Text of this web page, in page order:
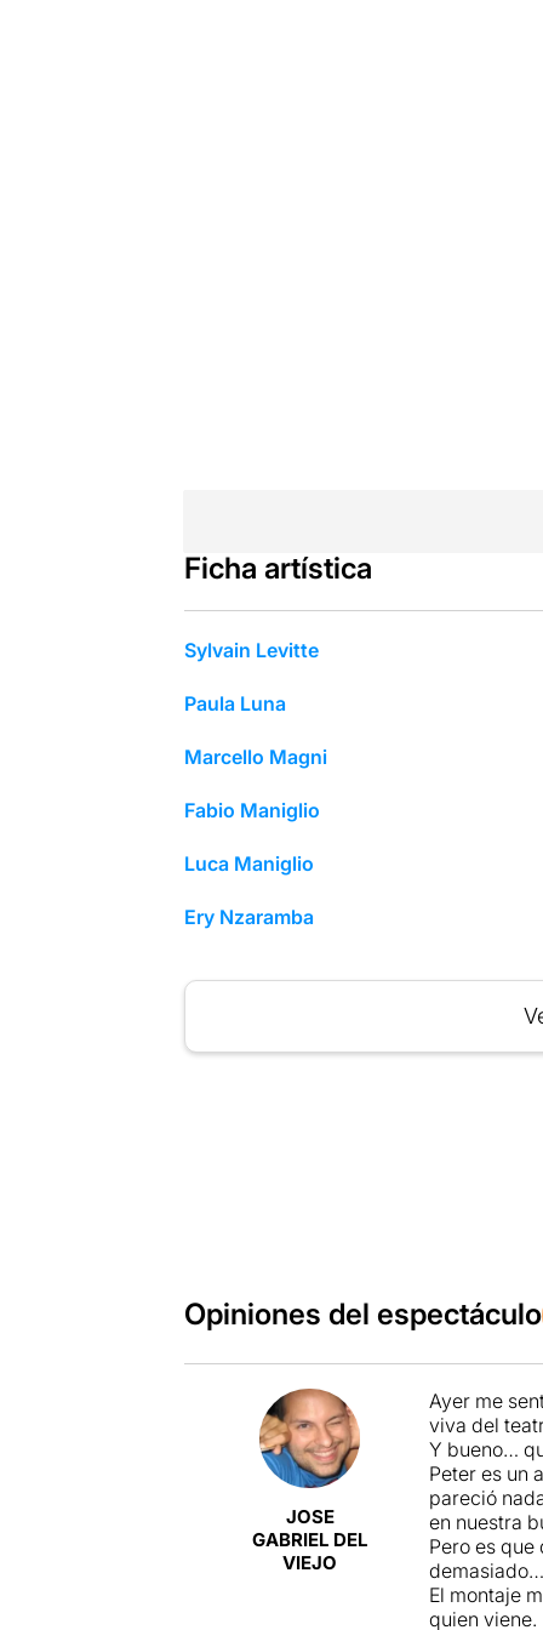
Ficha artística
Sylvain Levitte
Paula Luna
Marcello Magni
Fabio Maniglio
Luca Maniglio
Ery Nzaramba
Opiniones del espectáculo
JOSE
GABRIEL DEL
VIEJO
Ayer me
viva del
Y bueno…
Peter es un
pareció
en nuestra
Pero es que
demasiado…
El montaje
quien